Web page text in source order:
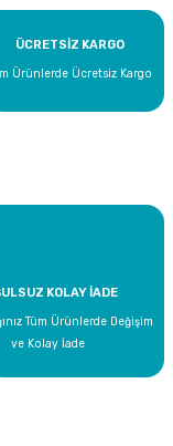
ÜCRETSİZ KARGO
Ürünlerde Ücretsiz Kargo
KOLAY İADE
Tüm Ürünlerde Değişim
ve Kolay İade